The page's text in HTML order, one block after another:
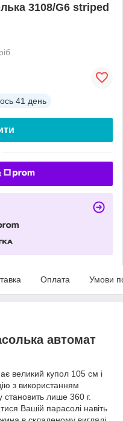
3108/G6 striped
41 день
Оплата Умови
автомат
великий купол 105 см і
з використанням
становить лише 360 г.
Вашій парасолі навіть